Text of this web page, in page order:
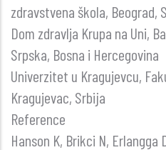
zdravstvena škola, Beograd,
Dom zdravlja Krupa na Uni,
Srpska, Bosna i Hercegovina
Univerzitet u Kragujevcu,
Kragujevac, Srbija
Reference
Hanson K, Brikci N, Erlangga